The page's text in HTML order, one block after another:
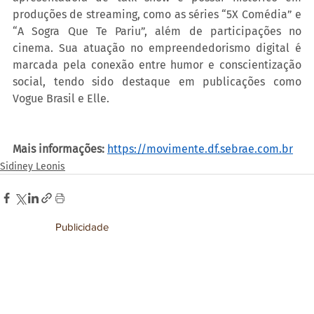
produções de streaming, como as séries “5X Comédia” e
“A Sogra Que Te Pariu”, além de participações no
cinema. Sua atuação no empreendedorismo digital é
marcada pela conexão entre humor e conscientização
social, tendo sido destaque em publicações como
Vogue Brasil e Elle.
Mais informações: https://movimente.df.sebrae.com.br
Sidiney Leonis
Publicidade